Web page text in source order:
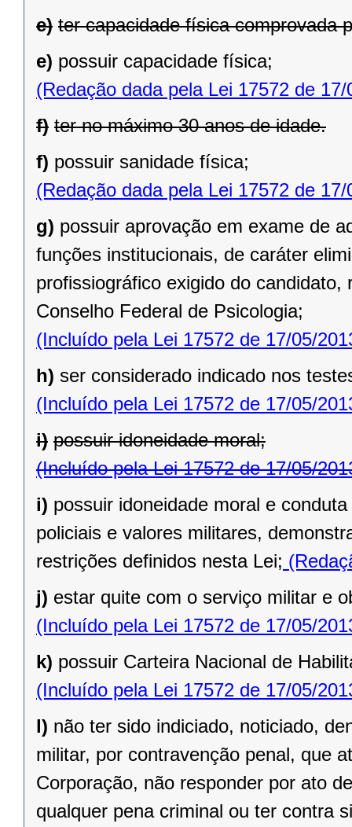
e) ter capacidade física comprovada
e) possuir capacidade física;
(Redação dada pela Lei 17572 de 17/
f) ter no máximo 30 anos de idade.
f) possuir sanidade física;
(Redação dada pela Lei 17572 de 17/
g) possuir aprovação em exame de
funções institucionais, de caráter
profissiográfico exigido do
Conselho Federal de Psicologia;
(Incluído pela Lei 17572 de 17/05/
h) ser considerado indicado nos
(Incluído pela Lei 17572 de 17/05/
i) possuir idoneidade moral;
(Incluído pela Lei 17572 de 17/05/
i) possuir idoneidade moral e
policiais e valores militares,
restrições definidos nesta Lei;
j) estar quite com o serviço militar e
(Incluído pela Lei 17572 de 17/05/
k) possuir Carteira Nacional de
(Incluído pela Lei 17572 de 17/05/
l) não ter sido indiciado, noticiado,
militar, por contravenção penal, que
Corporação, não responder por ato
qualquer pena criminal ou ter contra